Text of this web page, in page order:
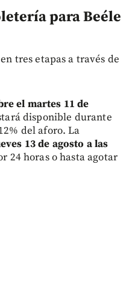
para Beéle
tres etapas a través de
el martes 11 de
disponible durante
del aforo. La
13 de agosto a las
24 horas o hasta agotar